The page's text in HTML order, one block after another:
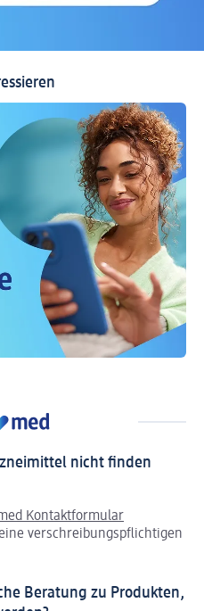
nicht finden
Kontaktformular
verschreibungspflichtigen
Beratung zu Produkten,